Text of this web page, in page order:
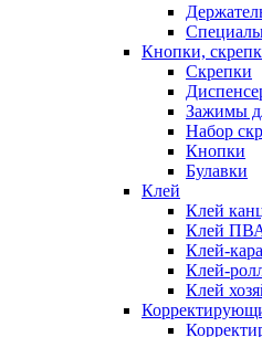
Кнопки,
Скрепки
Зажимы
Набор
Кнопки
Булавки
Клей
Клей
Клей
Клей-
Клей-
Клей